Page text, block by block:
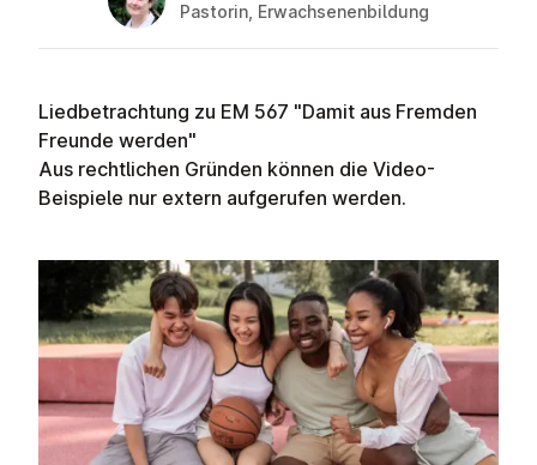
Pastorin, Erwachsenenbildung
Liedbetrachtung zu EM 567 "Damit aus Fremden
Freunde werden"
Aus rechtlichen Gründen können die Video-
Beispiele nur extern aufgerufen werden.